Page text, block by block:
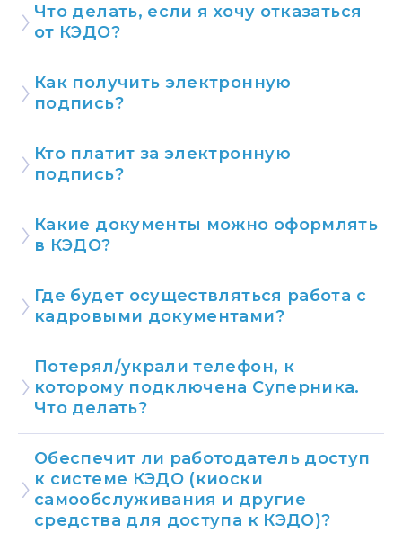
Что делать, если я хочу отказаться
от КЭДО?
Как получить электронную
подпись?
Кто платит за электронную
подпись?
Какие документы можно оформлять
в КЭДО?
Где будет осуществляться работа с
кадровыми документами?
Потерял/украли телефон, к
которому подключена Суперника.
Что делать?
Обеспечит ли работодатель доступ
к системе КЭДО (киоски
самообслуживания и другие
средства для доступа к КЭДО)?